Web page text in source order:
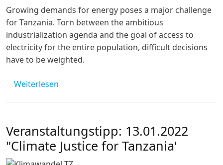
Growing demands for energy poses a major challenge
for Tanzania. Torn between the ambitious
industrialization agenda and the goal of access to
electricity for the entire population, difficult decisions
have to be weighted.
Weiterlesen
Veranstaltungstipp: 13.01.2022
"Climate Justice for Tanzania'